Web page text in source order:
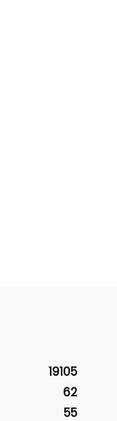
19105
62
55